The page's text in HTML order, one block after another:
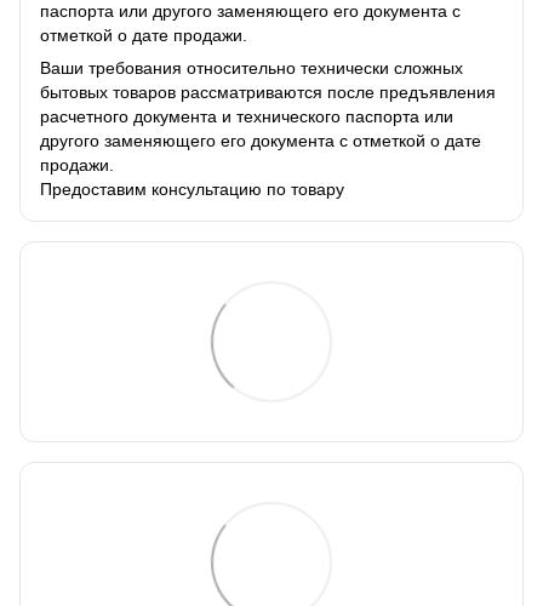
паспорта или другого заменяющего его документа с
отметкой о дате продажи.
Ваши требования относительно технически сложных
бытовых товаров рассматриваются после предъявления
расчетного документа и технического паспорта или
другого заменяющего его документа с отметкой о дате
продажи.
Предоставим консультацию по товару